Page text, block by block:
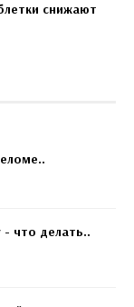
снижают
- что делать..